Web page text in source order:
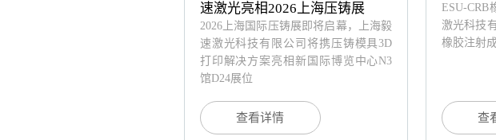
速激光亮相2026上海压铸展
2026上海国际压铸展即将启幕，上海毅
速激光科技有限公司将携压铸模具3D
打印解决方案亮相新国际博览中心N3
馆D24展位
查看详情
ESU-
激光科技
橡胶注射
查